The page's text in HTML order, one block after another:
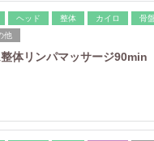
ヘッド 整体 カイロ
骨
他
体リンパマッサージ